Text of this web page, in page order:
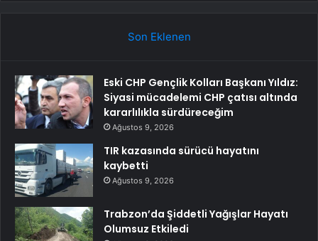
Son Eklenen
Eski CHP Gençlik Kolları Başkanı Yıldız:
Siyasi mücadelemi CHP çatısı altında
kararlılıkla sürdüreceğim
Ağustos 9, 2026
TIR kazasında sürücü hayatını
kaybetti
Ağustos 9, 2026
Trabzon’da Şiddetli Yağışlar Hayatı
Olumsuz Etkiledi